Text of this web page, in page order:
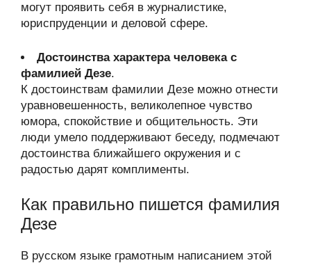
могут проявить себя в журналистике,
юриспруденции и деловой сфере.
Достоинства характера человека с
фамилией Дезе.
К достоинствам фамилии Дезе можно отнести
уравновешенность, великолепное чувство
юмора, спокойствие и общительность. Эти
люди умело поддерживают беседу, подмечают
достоинства ближайшего окружения и с
радостью дарят комплименты.
Как правильно пишется фамилия
Дезе
В русском языке грамотным написанием этой